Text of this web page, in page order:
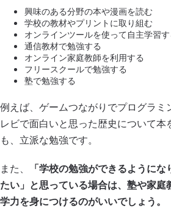
興味のある分野の本や漫画を読む
学校の教材やプリントに取り組む
オンラインツールを使って自主学習す
通信教材で勉強する
オンライン家庭教師を利用する
フリースクールで勉強する
塾で勉強する
例えば、ゲームつながりでプログラミ
レビで面白いと思った歴史について本
も、立派な勉強です。
また、
「学校の勉強ができるように
たい」と思っている場合は、塾や家庭
学力を身につけるのがいいでしょう。